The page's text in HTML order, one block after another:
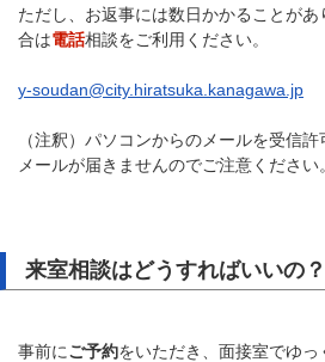
ただし、お返事には数日かかることが
合は電話相談をご利用ください。
y-soudan@city.hiratsuka.kanagawa.jp
（注釈）パソコンからのメールを受信
メールが届きませんのでご注意ください。
来室相談はどうすればいいの？
事前にご予約をいただき、面接室でゆっ